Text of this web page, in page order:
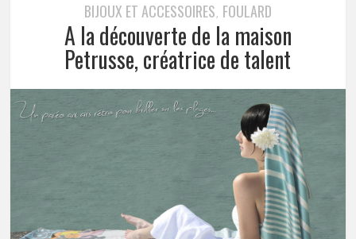
BIJOUX ET ACCESSOIRES, FOULARD
A la découverte de la maison
Petrusse, créatrice de talent